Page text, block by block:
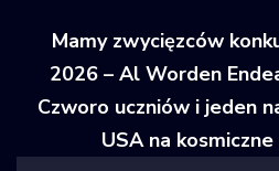
Mamy zwycięzców
2026 – Al Worden
Czworo uczniów i jeden
USA na